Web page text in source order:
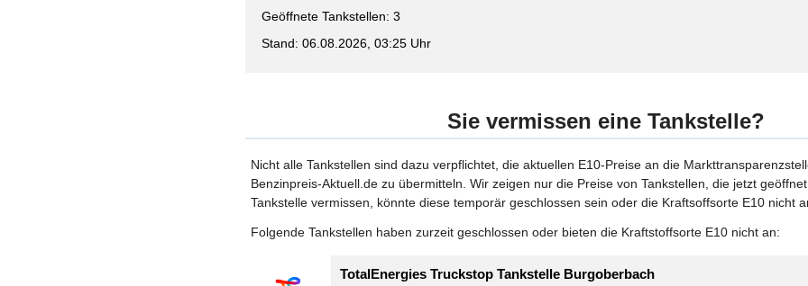
Geöffnete Tankstellen: 3
Stand: 06.08.2026, 03:25 Uhr
Sie vermissen eine Tankstelle?
Nicht alle Tankstellen sind dazu verpflichtet, die aktuellen E10-Preise an die
Benzinpreis-Aktuell.de zu übermitteln. Wir zeigen nur die Preise von Tankstellen, die jetzt
Tankstelle vermissen, könnte diese temporär geschlossen sein oder die Kraftsoffsorte E10 nicht
Folgende Tankstellen haben zurzeit geschlossen oder bieten die Kraftstoffsorte E10 nicht an:
TotalEnergies Truckstop Tankstelle Burgoberbach